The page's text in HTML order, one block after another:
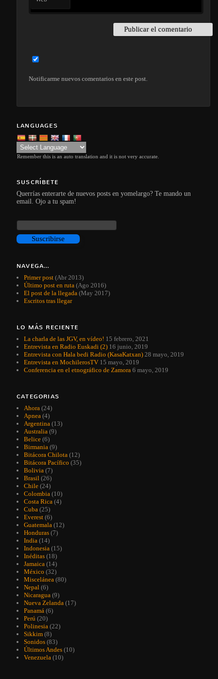
Notificarme nuevos comentarios en este post.
LANGUAGES
Remember this is an auto translation and it is not very accurate.
SUSCRÍBETE
Querrías enterarte de nuevos posts en yomelargo? Te mando un
email. Ojo a tu spam!
NAVEGA…
Primer post (Abr 2013)
Último post en ruta (Ago 2016)
El post de la llegada (May 2017)
Escritos tras llegar
LO MÁS RECIENTE
La charla de las JGV, en vídeo! 15 febrero, 2021
Entrevista en Radio Euskadi (2) 16 junio, 2019
Entrevista con Hala bedi Radio (KasaKatxan) 28 mayo, 2019
Entrevista en MochilerosTV 15 mayo, 2019
Conferencia en el etnográfico de Zamora 6 mayo, 2019
CATEGORIAS
Ahora (24)
Apnea (4)
Argentina (13)
Australia (9)
Belice (6)
Birmania (9)
Bitácora Chilota (12)
Bitácora Pacífico (35)
Bolivia (7)
Brasil (26)
Chile (24)
Colombia (10)
Costa Rica (4)
Cuba (25)
Everest (6)
Guatemala (12)
Honduras (7)
India (14)
Indonesia (15)
Inéditas (18)
Jamaica (14)
México (32)
Miscelánea (80)
Nepal (6)
Nicaragua (9)
Nueva Zelanda (17)
Panamá (6)
Perú (20)
Polinesia (22)
Sikkim (8)
Sonidos (83)
Últimos Andes (10)
Venezuela (10)